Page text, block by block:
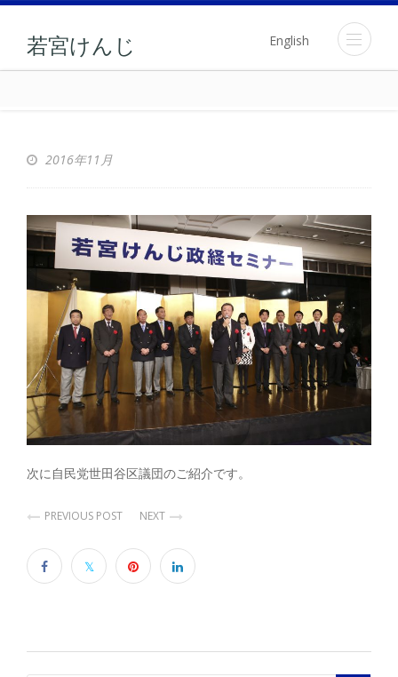
若宮けんじ English
2016年11月
次に自民党世田谷区議団のご紹介です。
PREVIOUS POST NEXT